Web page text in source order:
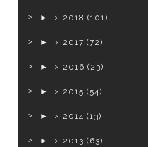
► 2018 (101)
► 2017 (72)
► 2016 (23)
► 2015 (54)
► 2014 (13)
► 2013 (63)